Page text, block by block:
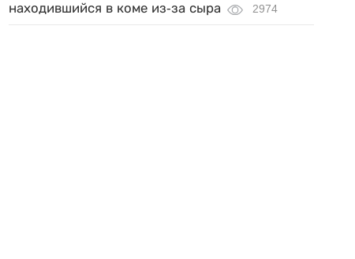
находившийся в коме из-за сыра
2974